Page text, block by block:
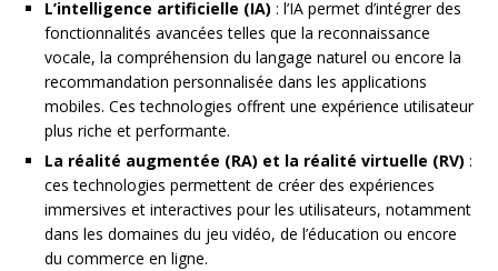
L’intelligence artificielle (IA) : l’IA permet d’intégrer des
fonctionnalités avancées telles que la reconnaissance
vocale, la compréhension du langage naturel ou encore la
recommandation personnalisée dans les applications
mobiles. Ces technologies offrent une expérience utilisateur
plus riche et performante.
La réalité augmentée (RA) et la réalité virtuelle (RV) :
ces technologies permettent de créer des expériences
immersives et interactives pour les utilisateurs, notamment
dans les domaines du jeu vidéo, de l’éducation ou encore
du commerce en ligne.